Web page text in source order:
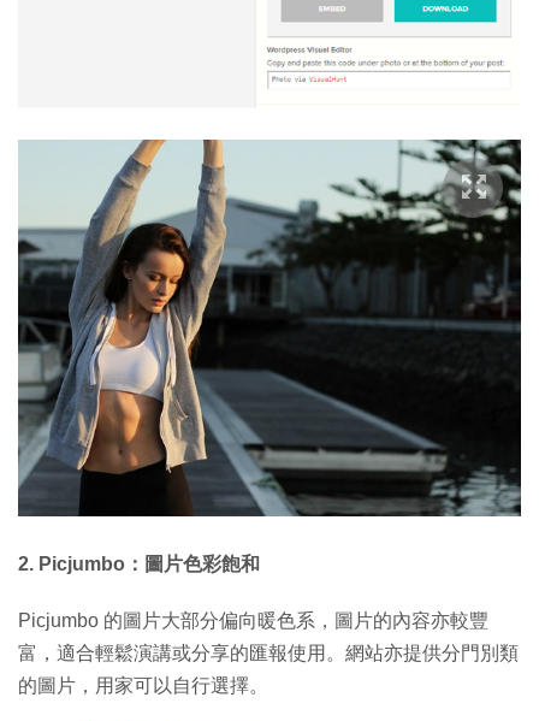
2. Picjumbo：圖片色彩飽和
Picjumbo 的圖片大部分偏向暖色系，圖片的內容亦較豐
富，適合輕鬆演講或分享的匯報使用。網站亦提供分門別類
的圖片，用家可以自行選擇。